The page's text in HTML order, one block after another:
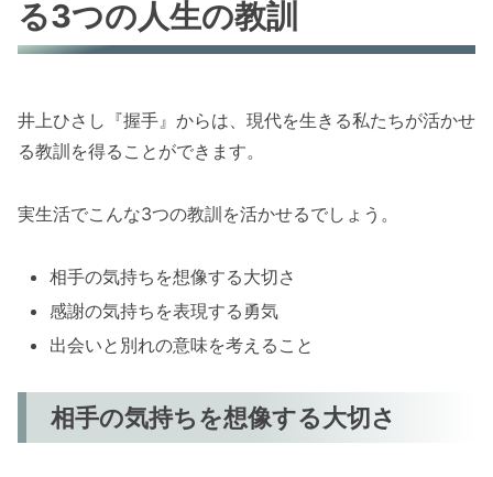
る3つの人生の教訓
井上ひさし『握手』からは、現代を生きる私たちが活かせ
る教訓を得ることができます。
実生活でこんな3つの教訓を活かせるでしょう。
相手の気持ちを想像する大切さ
感謝の気持ちを表現する勇気
出会いと別れの意味を考えること
相手の気持ちを想像する大切さ